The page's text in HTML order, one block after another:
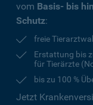
vom Basis- bis
Schutz:
freie
Erstattung bis
für Tierärzte
bis zu 100 %
Jetzt